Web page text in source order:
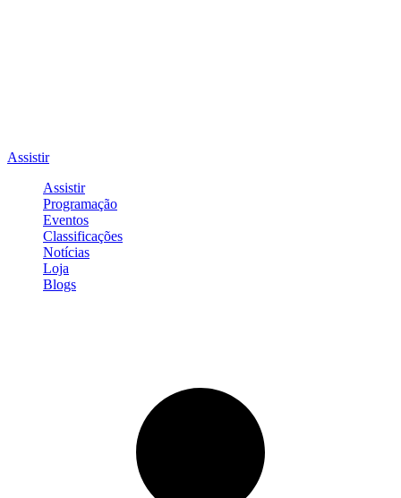
Assistir
Assistir
Programação
Eventos
Classificações
Notícias
Loja
Blogs